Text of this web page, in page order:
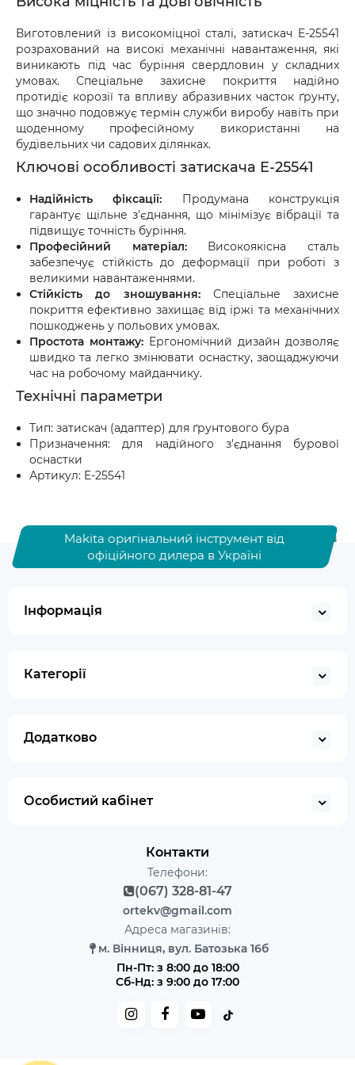
оформіть акт разом із працівником служби
доставки.
Виготовлений із високоміцної сталі, затискач E-25541
розрахований на високі механічні навантаження, які
виникають під час буріння свердловин у складних
умовах. Спеціальне захисне покриття надійно
протидіє корозії та впливу абразивних часток ґрунту,
що значно подовжує термін служби виробу навіть при
щоденному професійному використанні на
будівельних чи садових ділянках.
Ключові особливості затискача E-25541
Надійність фіксації: Продумана конструкція
гарантує щільне з'єднання, що мінімізує вібрації та
підвищує точність буріння.
Професійний матеріал:Високоякісна сталь
забезпечує стійкість до деформації при роботі з
великими навантаженнями.
Стійкість до зношування:Спеціальне захисне
покриття ефективно захищає від іржі та механічних
пошкоджень у польових умовах.
Простота монтажу: Ергономічний дизайн дозволяє
швидко та легко змінювати оснастку, заощаджуючи
час на робочому майданчику.
Технічні параметри
Тип: затискач (адаптер) для ґрунтового бура
Призначення: для надійного з'єднання бурової
оснастки
Артикул: E-25541
Makita оригінальний інструмент від
офіційного дилера в Україні
Інформація
Категорії
Додатково
Особистий кабінет
Контакти
Телефони:
(067) 328-81-47
ortekv@gmail.com
Адреса магазинів:
м. Вінниця, вул. Батозька 16б
Пн-Пт: з 8:00 до 18:00
Сб-Нд: з 9:00 до 17:00